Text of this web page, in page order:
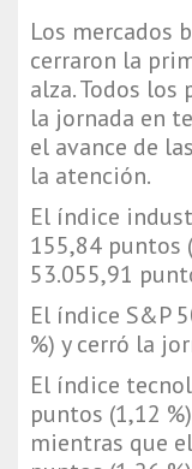
Los mercados
cerraron la
alza. Todos
la jornada en
el avance de
la atención.
El índice
155,84 puntos
53.055,91
El índice S&P
%) y cerró la
El índice
puntos (1,12
mientras que